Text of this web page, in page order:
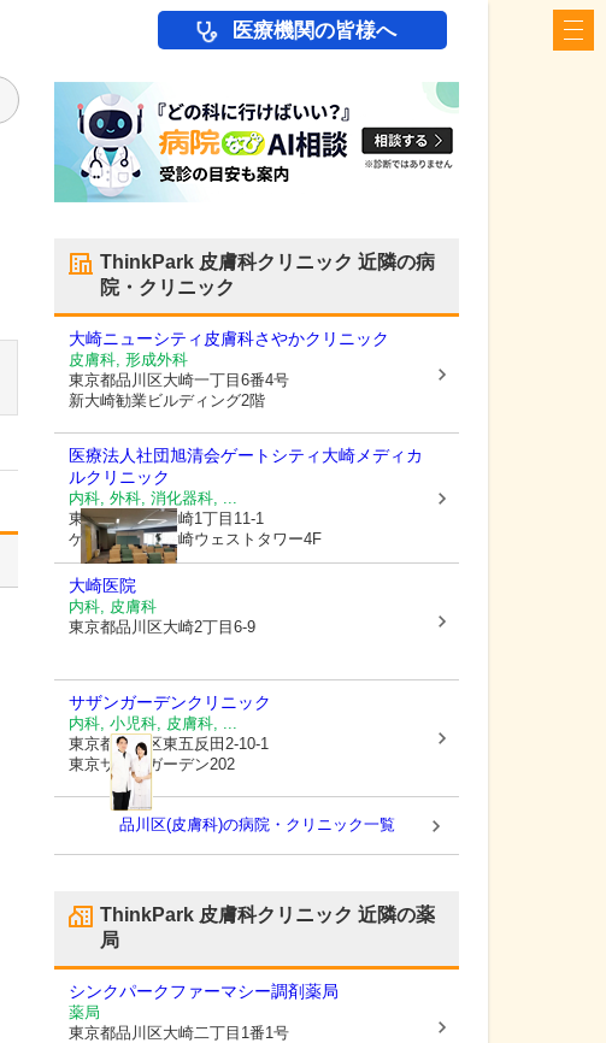
医療機関の皆様へ
ThinkPark 皮膚科クリニック 近隣の病
院・クリニック
大崎ニューシティ皮膚科さやかクリニック
皮膚科, 形成外科
東京都品川区大崎一丁目6番4号
新大崎勧業ビルディング2階
医療法人社団旭清会ゲートシティ大崎メディカ
ルクリニック
内科, 外科, 消化器科, ...
東京都品川区大崎1丁目11-1
ゲートシティ大崎ウェストタワー4F
大崎医院
内科, 皮膚科
東京都品川区大崎2丁目6-9
サザンガーデンクリニック
内科, 小児科, 皮膚科, ...
東京都品川区東五反田2-10-1
東京サザンガーデン202
品川区(皮膚科)の病院・クリニック一覧
ThinkPark 皮膚科クリニック 近隣の薬
局
シンクパークファーマシー調剤薬局
薬局
東京都品川区大崎二丁目1番1号